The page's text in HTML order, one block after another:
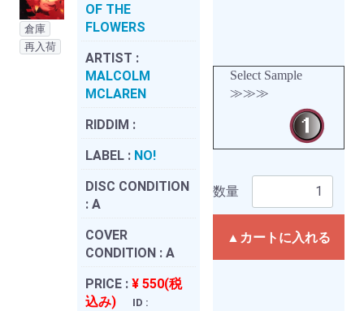
倉庫
再入荷
OF THE
FLOWERS
ARTIST :
MALCOLM
MCLAREN
RIDDIM :
LABEL : NO!
DISC CONDITION
: A
COVER
CONDITION : A
PRICE : ¥ 550(税
込み)
ID :
Select Sample
≫≫≫
数量
▲カートに入れる